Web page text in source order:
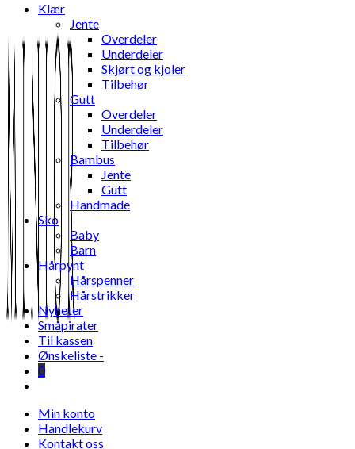
SEARCH
Klær
Jente
Overdeler
Underdeler
Skjørt og kjoler
Tilbehør
Gutt
Overdeler
Underdeler
Tilbehør
Bambus
Jente
Gutt
Handmade
Sko
Baby
Barn
Hårpynt
Hårspenner
Hårstrikker
Nyheter
Småpirater
Til kassen
Ønskeliste -
0
search
Min konto
Handlekurv
Kontakt oss